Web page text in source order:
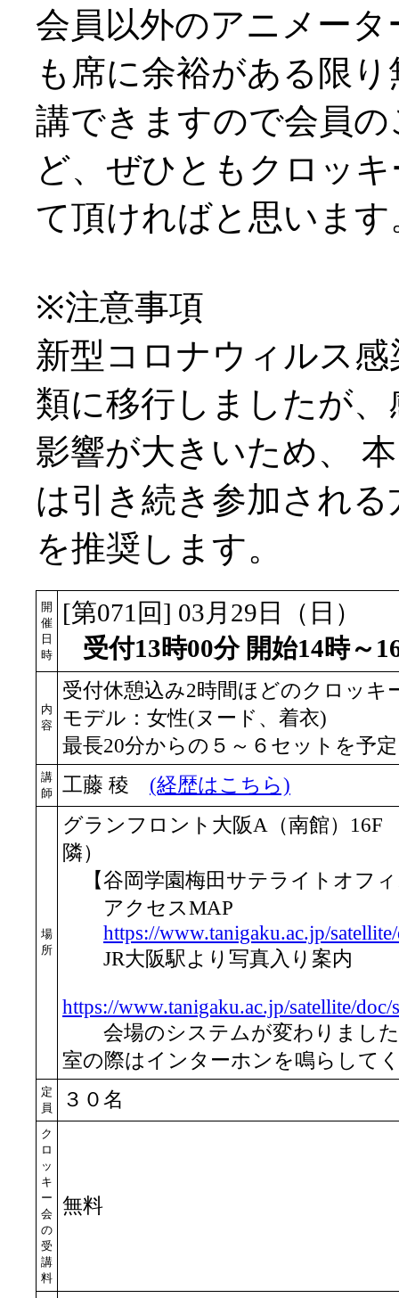
会員以外のアニメータ
も席に余裕がある限
講できますので会員
ど、ぜひともクロッ
て頂ければと思います
※注意事項
新型コロナウィルス
類に移行しましたが
影響が大きいため、
は引き続き参加され
を推奨します。
開
催
日
時
[第071回] 03月29日（日）
受付13時00分 開始14時～
内
容
受付休憩込み2時間ほどのクロッキ
モデル：女性(ヌード、着衣)
最長20分からの５～６セットを予定
講
師
工藤 稜 (経歴はこちら)
場
所
グランフロント大阪A（南館）
隣）
【谷岡学園梅田サテライトオフ
アクセスMAP
https://www.tanigaku.ac.jp/
JR大阪駅より写真入り案内
https://www.tanigaku.ac.jp/satellite/doc/
会場のシステムが変わりました
室の際はインターホンを鳴らして
定
員
３０名
ク
ロ
ッ
キ
ー
会
の
受
講
料
無料